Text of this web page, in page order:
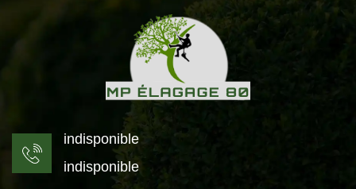
indisponible
indisponible